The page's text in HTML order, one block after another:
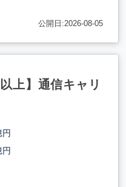
公開日:2026-08-05
上】通信キャリ
円
円